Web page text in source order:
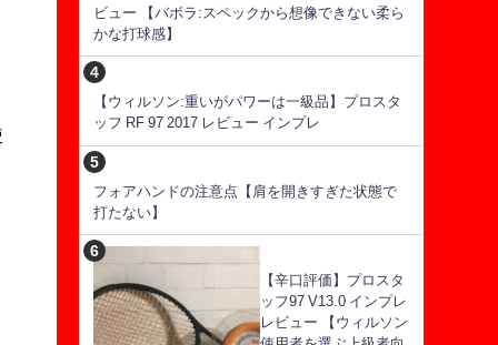
ビュー 【バボラ:スペックから想像できない柔ら
かな打球感】
【ウィルソン:重いがパワーは一級品】プロスタ
ッフ RF 97 2017 レビュー インプレ
フォアハンドの注意点【肩を開きすぎた状態で
打たない】
【辛口評価】プロスタ
ッフ97 V13.0 インプレ
レビュー 【ウィルソン